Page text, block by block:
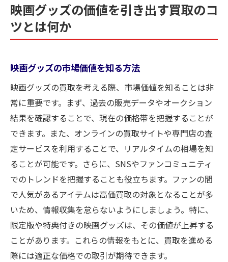
希少価値のある映画グッズを見極めるポイ
ント
買取大吉で映画グッズを手放す前に知っておく
買取大吉の査定基準を理解する
事前準備で査定を有利に進める方法
買取大吉のオンライン査定を活用するメリ
ット
店舗での査定とオンライン査定の違い
買取大吉のスタッフに質問すべきこと
買取手続きに必要な書類の確認
映画グッズ買取を成功させるための準備方法を
解説
映画グッズのクリーニングとメンテナンス
映画グッズの価値を引き出す買取のコ
ツとは何か
映画グッズの市場価値を知る方法
映画グッズの買取を考える際、市場価値を知ることは非
常に重要です。まず、過去の販売データやオークション
結果を確認することで、現在の価格帯を把握することが
できます。また、オンラインの買取サイトや専門店の査
定サービスを利用することで、リアルタイムの相場を知
ることが可能です。さらに、SNSやファンコミュニティ
でのトレンドを把握することも役立ちます。ファンの間
で人気があるアイテムは高価買取の対象となることが多
いため、情報収集を怠らないようにしましょう。特に、
限定版や特典付きの映画グッズは、その価値が上昇する
ことがあります。これらの情報をもとに、買取を進める
際には適正な価格での取引が期待できます。